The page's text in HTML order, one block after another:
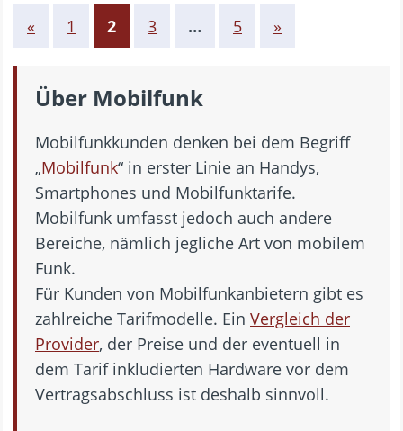
« 1 2 3 … 5 »
Über Mobilfunk
Mobilfunkkunden denken bei dem Begriff
„Mobilfunk“ in erster Linie an Handys,
Smartphones und Mobilfunktarife.
Mobilfunk umfasst jedoch auch andere
Bereiche, nämlich jegliche Art von mobilem
Funk.
Für Kunden von Mobilfunkanbietern gibt es
zahlreiche Tarifmodelle. Ein Vergleich der
Provider, der Preise und der eventuell in
dem Tarif inkludierten Hardware vor dem
Vertragsabschluss ist deshalb sinnvoll.